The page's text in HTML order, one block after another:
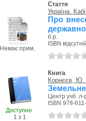
Немає прим.
Стаття
Україна.
Про
б.р.
ISBN
Доступно
1 з 1
Книга
Корнєєв, Ю.
Земельне
Центр учб. л-
ISBN 978-